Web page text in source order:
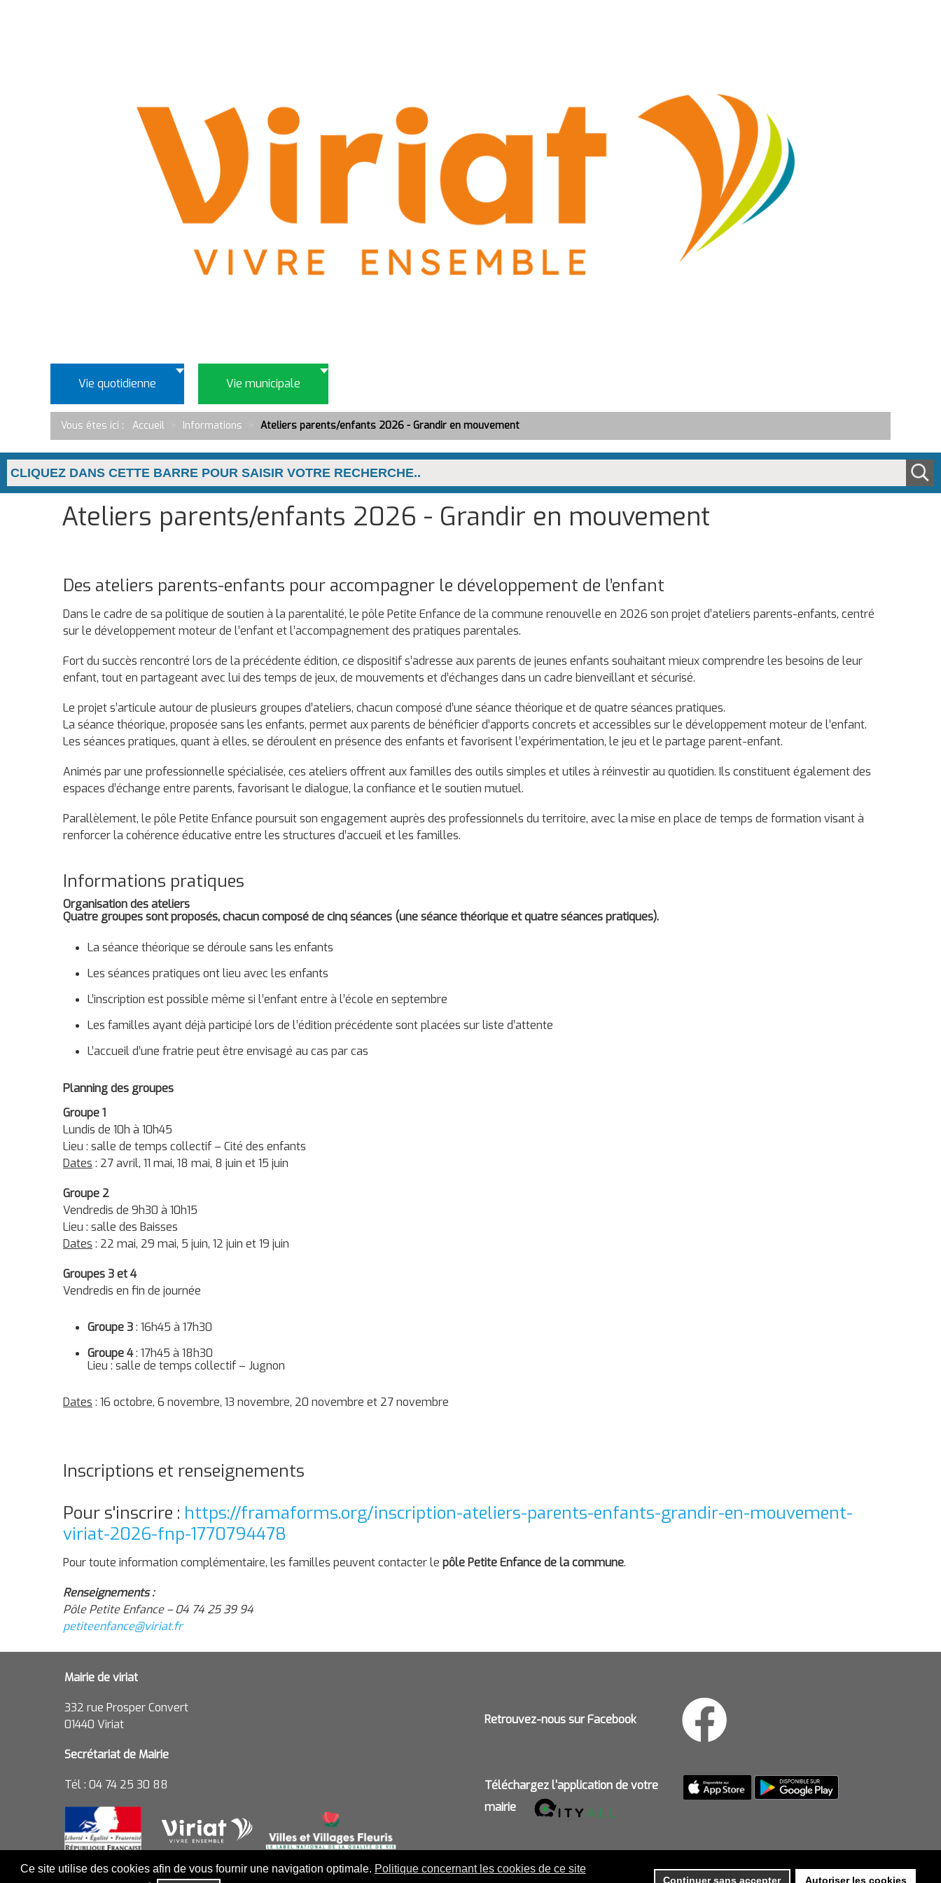
Ce site utilise des cookies afin de vous fournir une navigation optimale. Politique concernant les cookies de ce site
Continuer sans accepter Autoriser les cookies
Vie quotidienne Vie municipale
Vous êtes ici : Accueil Informations Ateliers parents/enfants 2026 - Grandir en mouvement
Ateliers parents/enfants 2026 - Grandir en mouvement
Des ateliers parents-enfants pour accompagner le développement de l’enfant
Dans le cadre de sa politique de soutien à la parentalité, le pôle Petite Enfance de la commune renouvelle en 2026 son projet d’ateliers parents-enfants, centré
sur le développement moteur de l’enfant et l’accompagnement des pratiques parentales.
Fort du succès rencontré lors de la précédente édition, ce dispositif s’adresse aux parents de jeunes enfants souhaitant mieux comprendre les besoins de leur
enfant, tout en partageant avec lui des temps de jeux, de mouvements et d’échanges dans un cadre bienveillant et sécurisé.
Le projet s’articule autour de plusieurs groupes d’ateliers, chacun composé d’une séance théorique et de quatre séances pratiques.
La séance théorique, proposée sans les enfants, permet aux parents de bénéficier d’apports concrets et accessibles sur le développement moteur de l’enfant.
Les séances pratiques, quant à elles, se déroulent en présence des enfants et favorisent l’expérimentation, le jeu et le partage parent-enfant.
Animés par une professionnelle spécialisée, ces ateliers offrent aux familles des outils simples et utiles à réinvestir au quotidien. Ils constituent également des
espaces d’échange entre parents, favorisant le dialogue, la confiance et le soutien mutuel.
Parallèlement, le pôle Petite Enfance poursuit son engagement auprès des professionnels du territoire, avec la mise en place de temps de formation visant à
renforcer la cohérence éducative entre les structures d’accueil et les familles.
Informations pratiques
Organisation des ateliers
Quatre groupes sont proposés, chacun composé de cinq séances (une séance théorique et quatre séances pratiques).
La séance théorique se déroule sans les enfants
Les séances pratiques ont lieu avec les enfants
L’inscription est possible même si l’enfant entre à l’école en septembre
Les familles ayant déjà participé lors de l’édition précédente sont placées sur liste d’attente
L’accueil d’une fratrie peut être envisagé au cas par cas
Planning des groupes
Groupe 1
Lundis de 10h à 10h45
Lieu : salle de temps collectif – Cité des enfants
Dates : 27 avril, 11 mai, 18 mai, 8 juin et 15 juin
Groupe 2
Vendredis de 9h30 à 10h15
Lieu : salle des Baisses
Dates : 22 mai, 29 mai, 5 juin, 12 juin et 19 juin
Groupes 3 et 4
Vendredis en fin de journée
Groupe 3: 16h45 à 17h30
Groupe 4: 17h45 à 18h30
Lieu : salle de temps collectif – Jugnon
Dates : 16 octobre, 6 novembre, 13 novembre, 20 novembre et 27 novembre
Inscriptions et renseignements
Pour s'inscrire : https://framaforms.org/inscription-ateliers-parents-enfants-grandir-en-mouvement-
viriat-2026-fnp-1770794478
Pour toute information complémentaire, les familles peuvent contacter le pôle Petite Enfance de la commune.
Renseignements :
Pôle Petite Enfance – 04 74 25 39 94
petiteenfance@viriat.fr
Mairie de viriat
332 rue Prosper Convert
01440 Viriat
Secrétariat de Mairie
Tél : 04 74 25 30 88
Retrouvez-nous sur Facebook
Téléchargez l'application de votre
mairie